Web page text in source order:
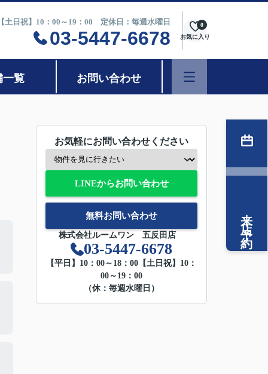
土日祝】10：00～19：00 定休日：毎週水曜日
03-5447-6678 お気に入り
0
一覧 お問い合わせ
お気軽にお問い合わせください
LINEからお問い合わせ
無料お問い合わせ
株式会社ルームワン 五反田店
03-5447-6678
【平日】10：00～18：00【土日祝】10：
00～19：00
（休：毎週水曜日）
来店予約